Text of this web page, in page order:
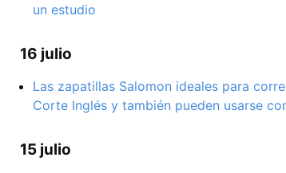
un estudio
16 julio
Las zapatillas Salomon ideales para
Corte Inglés y también pueden usarse
15 julio